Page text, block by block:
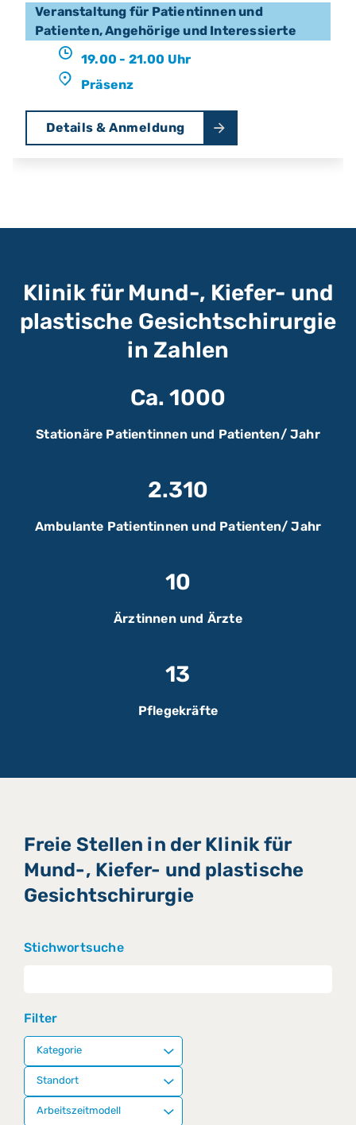
Veranstaltung für Patientinnen und
Patienten, Angehörige und Interessierte
19.00 - 21.00 Uhr
Präsenz
Details & Anmeldung
Klinik für Mund-, Kiefer- und
plastische Gesichtschirurgie
in Zahlen
Ca. 1000
Stationäre Patientinnen und Patienten/ Jahr
2.310
Ambulante Patientinnen und Patienten/ Jahr
10
Ärztinnen und Ärzte
13
Pflegekräfte
Freie Stellen in der Klinik für
Mund-, Kiefer- und plastische
Gesichtschirurgie
Stichwortsuche
Filter